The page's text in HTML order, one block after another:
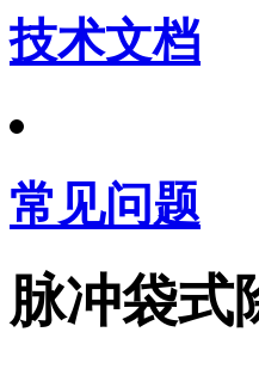
技术文档
常见问题
脉冲袋式